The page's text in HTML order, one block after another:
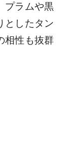
プラムや黒
としたタン
相性も抜群